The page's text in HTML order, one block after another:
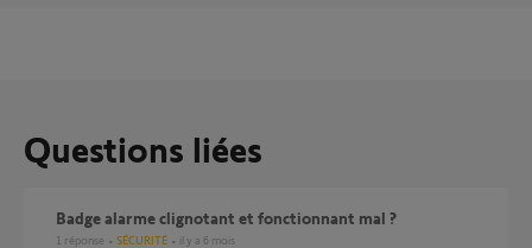
Questions liées
Badge alarme clignotant et fonctionnant mal ?
1 réponse SÉCURITÉ il y a 6 mois